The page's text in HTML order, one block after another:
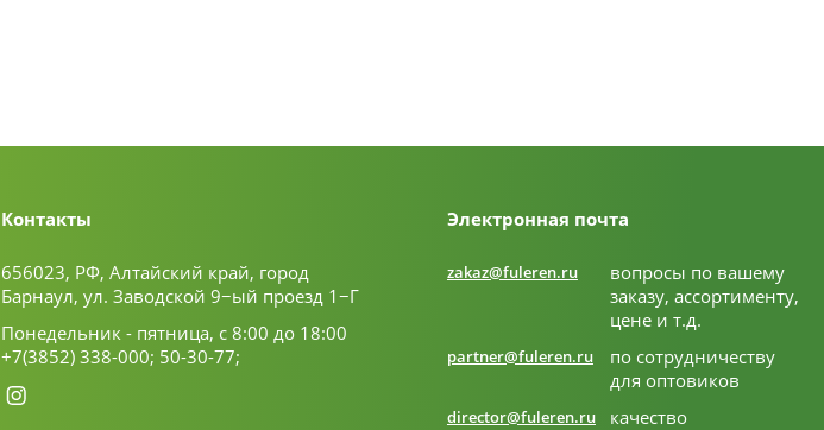
Контакты
656023, РФ, Алтайский край, город
Барнаул, ул. Заводской 9−ый проезд 1−Г
Понедельник - пятница, с 8:00 до 18:00
+7(3852) 338-000; 50-30-77;
Электронная почта
zakaz@fuleren.ru
вопросы по вашему
заказу, ассортименту,
цене и т.д.
partner@fuleren.ru
по сотрудничеству
для оптовиков
director@fuleren.ru
качество